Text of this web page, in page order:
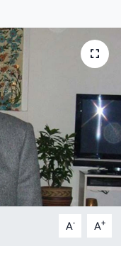
A- A+